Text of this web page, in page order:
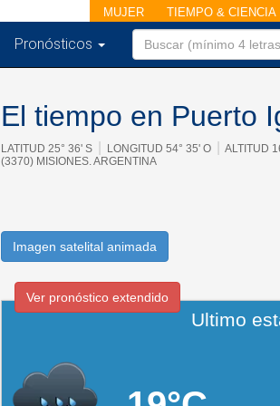
MUJER TIEMPO & CIENCIA
Pronósticos
El tiempo en Puerto
LATITUD 25° 36' S LONGITUD 54° 35' O
ALTITUD
(3370) MISIONES. ARGENTINA
Imagen satelital animada
Ver pronóstico extendido
Ultimo